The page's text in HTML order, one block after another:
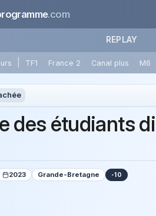
.com
REPLAY
TF1 France 2 Canal plus M6
des étudiants
2023 Grande-Bretagne -10